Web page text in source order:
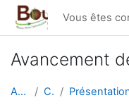
Passer au contenu principal
Vous êtes
Avancement
Accueil Cours